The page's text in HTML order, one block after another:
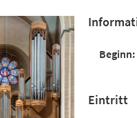
Eintritt